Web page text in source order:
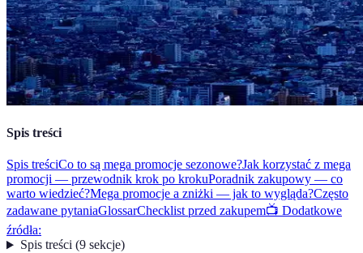
Spis treści
Spis treściCo to są mega promocje sezonowe?Jak korzystać z mega
promocji — przewodnik krok po krokuPoradnik zakupowy — co
warto wiedzieć?Mega promocje a zniżki — jak to wygląda?Często
zadawane pytaniaGlossarChecklist przed zakupem📺 Dodatkowe
źródła:
Spis treści(9 sekcje)